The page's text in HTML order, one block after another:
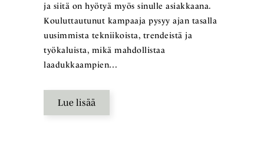
ja siitä on hyötyä myös sinulle asiakkaana.
Kouluttautunut kampaaja pysyy ajan tasalla
uusimmista tekniikoista, trendeistä ja
työkaluista, mikä mahdollistaa
laadukkaampien…
Lue lisää